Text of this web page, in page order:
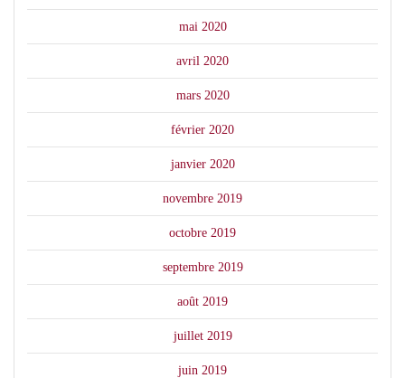
mai 2020
avril 2020
mars 2020
février 2020
janvier 2020
novembre 2019
octobre 2019
septembre 2019
août 2019
juillet 2019
juin 2019